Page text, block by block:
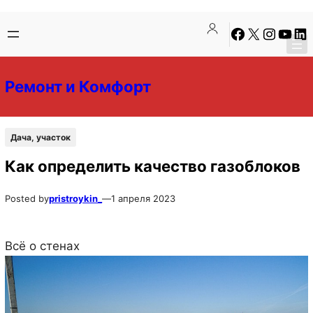
содержимому
содержимому
Facebook
X Instagram
Ремонт и Комфорт
Дача, участок
Как определить качество газоблоков
Posted bypristroykin_ —1 апреля 2023
Всё о стенах